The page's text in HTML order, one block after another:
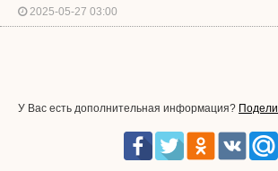
2025-05-27 03:00
У Вас есть дополнительная информация?